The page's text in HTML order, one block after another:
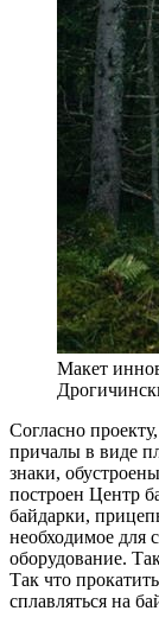
Макет
Согласно
причалы в виде
знаки,
построен Центр
байдарки,
необходимое для
оборудование.
Так что
сплавляться на